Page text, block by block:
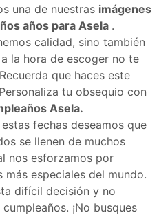
una de nuestras imágenes
años para Asela .
calidad, sino también
la hora de escoger no te
que haces este
tu obsequio con
Asela.
fechas deseamos que
se llenen de muchos
nos esforzamos por
más especiales del mundo.
difícil decisión y no
¡No busques